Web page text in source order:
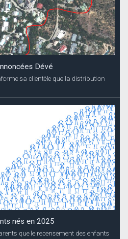
Dévé
sa clientèle que la distribution
nés en 2025
que le recensement des enfants